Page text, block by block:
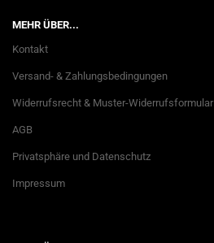
MEHR ÜBER...
Kontakt
Versand- & Zahlungsbedingungen
Widerrufsrecht & Muster-Widerrufsformular
AGB
Privatsphäre und Datenschutz
Impressum